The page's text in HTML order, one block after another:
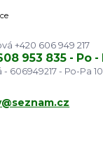
+420 606 949 217
953 835 - Po -
606949217 - Po-Pa 10-